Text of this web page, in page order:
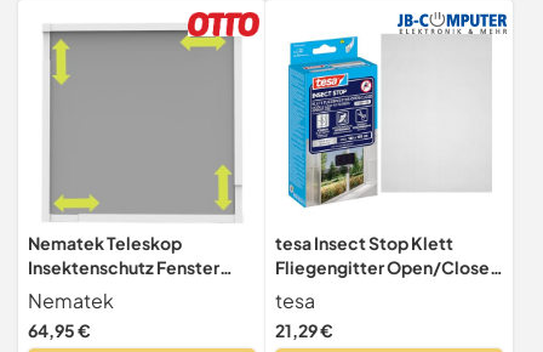
und Mückenschutz, 04504
Nematek Teleskop
Insektenschutz Fenster
(max. 110 x 140 cm) ohne
Sägen & Bohren -
Fliegengitter Fenster mit
Nematek
64,95 €
tesa Insect Stop Klett
Fliegengitter Open/Close
Premium - 130 cm x 150 cm
tesa
21,29 €